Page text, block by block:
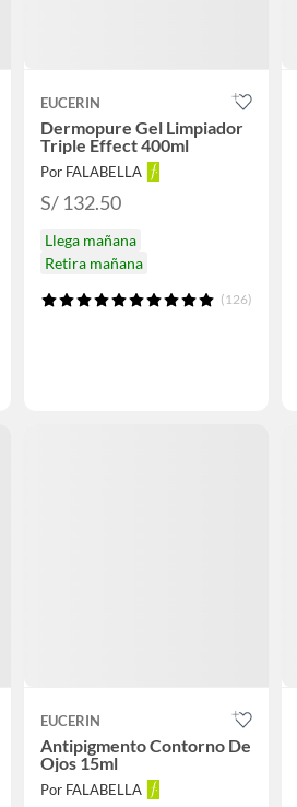
EUCERIN
Dermopure Gel Limpiador
Triple Effect 400ml
Por FALABELLA
S/ 132.50
Llega mañana
Retira mañana
(126)
EUCERIN
Antipigmento Contorno De
Ojos 15ml
Por FALABELLA